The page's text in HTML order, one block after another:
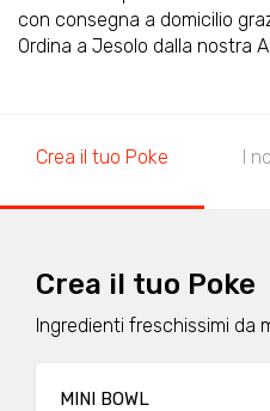
con consegna a domicilio
Ordina a Jesolo dalla nostra
Crea il tuo Poke I
Crea il tuo Poke
Ingredienti freschissimi da
MINI BOWL